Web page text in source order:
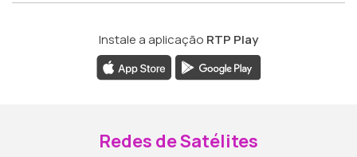
Instale a aplicação RTP Play
Redes de Satélites